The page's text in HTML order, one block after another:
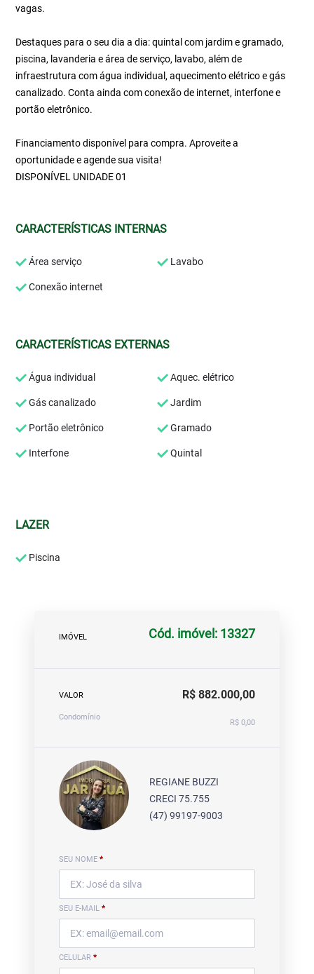
vagas.
Destaques para o seu dia a dia: quintal com jardim e gramado,
piscina, lavanderia e área de serviço, lavabo, além de
infraestrutura com água individual, aquecimento elétrico e gás
canalizado. Conta ainda com conexão de internet, interfone e
portão eletrônico.
Financiamento disponível para compra. Aproveite a
oportunidade e agende sua visita!
DISPONÍVEL UNIDADE 01
CARACTERÍSTICAS INTERNAS
Área serviço Lavabo
Conexão internet
CARACTERÍSTICAS EXTERNAS
Água individual Aquec. elétrico
Gás canalizado Jardim
Portão eletrônico Gramado
Interfone Quintal
LAZER
Piscina
IMÓVEL Cód. imóvel: 13327
VALOR R$ 882.000,00
Condomínio
R$ 0,00
REGIANE BUZZI
CRECI 75.755
(47) 99197-9003
SEU NOME *
SEU E-MAIL *
CELULAR *